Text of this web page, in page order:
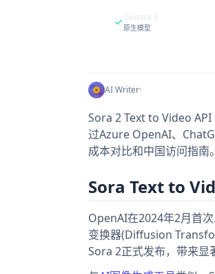
Gemini 3
原生模型
AI Writer·
Sora 2 Text to Video
过Azure OpenAI、
成本对比和中国访问指南。
Sora Text to
OpenAI在2024年2月首
变换器(Diffusion
Sora 2正式发布，带来显